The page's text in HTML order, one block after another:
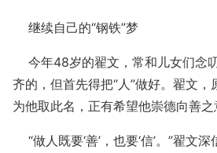
继续自己的“钢铁”梦
今年48岁的翟文，常和儿女们念
齐的，但首先得把“人”做好。翟文
为他取此名，正有希望他崇德向善之
“做人既要‘善’，也要‘信’。”翟文